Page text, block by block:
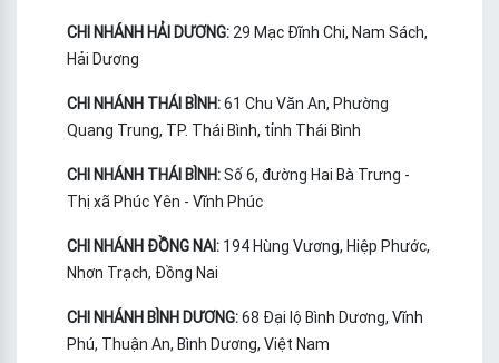
CHI NHÁNH HẢI DƯƠNG: 29 Mạc Đĩnh Chi, Nam Sách,
Hải Dương
CHI NHÁNH THÁI BÌNH:61 Chu Văn An, Phường
Quang Trung, TP. Thái Bình, tỉnh Thái Bình
CHI NHÁNH THÁI BÌNH:Số 6, đường Hai Bà Trưng -
Thị xã Phúc Yên - Vĩnh Phúc
CHI NHÁNH ĐỒNG NAI: 194 Hùng Vương, Hiệp Phước,
Nhơn Trạch, Đồng Nai
CHI NHÁNH BÌNH DƯƠNG:68 Đại lộ Bình Dương, Vĩnh
Phú, Thuận An, Bình Dương, Việt Nam